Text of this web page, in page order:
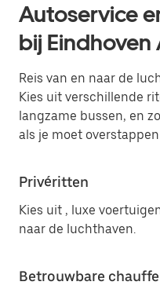
Autoservice
bij
Reis van en naar de
Kies uit verschillende
langzame bussen, en
als je moet
Privéritten
Kies uit , luxe
naar de luchthaven.
Betrouwbare